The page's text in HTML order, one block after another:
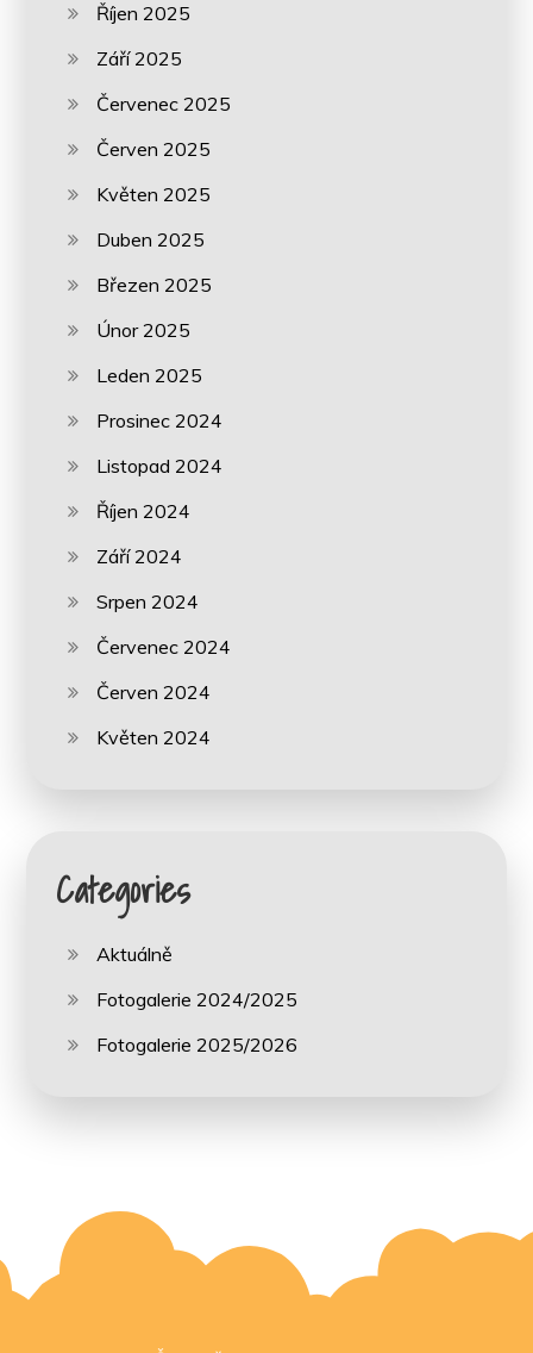
Říjen 2025
Září 2025
Červenec 2025
Červen 2025
Květen 2025
Duben 2025
Březen 2025
Únor 2025
Leden 2025
Prosinec 2024
Listopad 2024
Říjen 2024
Září 2024
Srpen 2024
Červenec 2024
Červen 2024
Květen 2024
Categories
Aktuálně
Fotogalerie 2024/2025
Fotogalerie 2025/2026